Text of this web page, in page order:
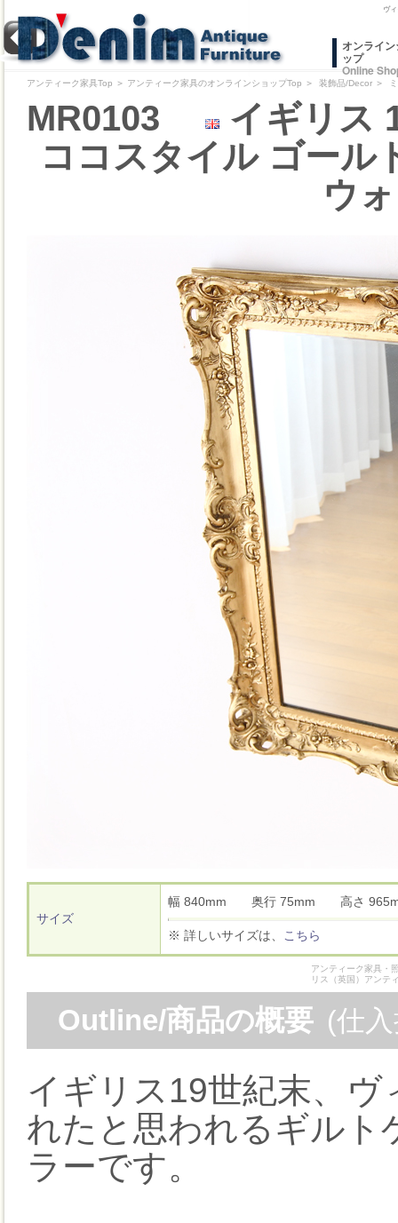
ヴ
オンライ
ップ
Online
アンティーク家具Top ＞ アンティーク家具のオンラインショップTop ＞ 装飾品/Decor ＞
MR0103
イギリス
ココスタイル ゴール
ウ
サイズ
幅 840mm 奥行 75mm 高さ
※ 詳しいサイズは、 こちら
アンティーク家具・
リス（英国）アンテ
Outline/商品の概要 (仕
イギリス19世紀末、
れたと思われるギルト
ラーです。